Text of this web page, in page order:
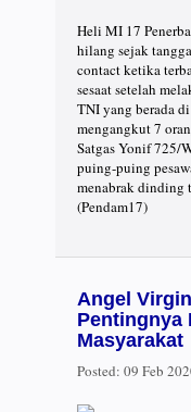
Heli MI 17
hilang sejak
contact ketika
sesaat setelah
TNI yang berada
mengangkut 7
Satgas Yonif 725/
puing-puing
menabrak dinding
(Pendam17)
Angel
Pentingnya
Masyarakat
Posted: 09 Feb